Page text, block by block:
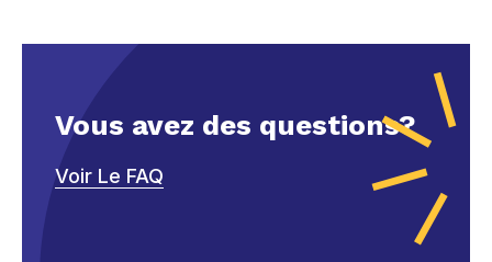
Vous avez des questions?
Voir Le FAQ